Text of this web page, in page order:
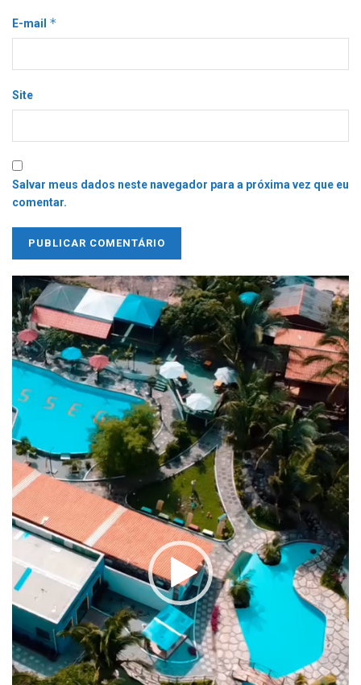
E-mail *
Site
Salvar meus dados neste navegador para a próxima vez que eu
comentar.
Tocador
de
vídeo